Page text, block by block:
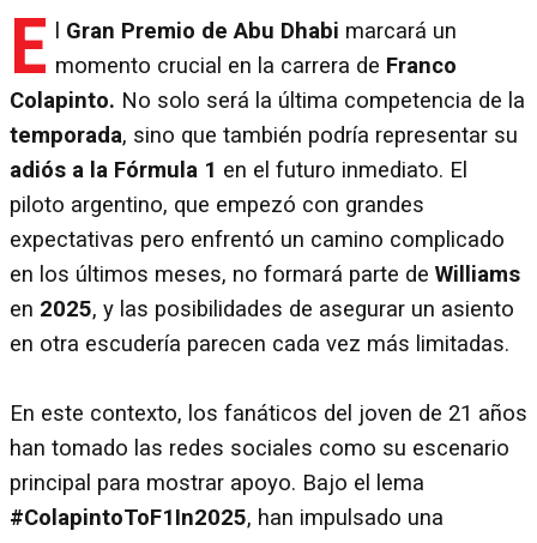
E Gran Premio de Abu Dhabi marcará un
momento crucial en la carrera de Franco
Colapinto. No solo será la última competencia de la
temporada, sino que también podría representar su
adiós a la Fórmula 1 en el futuro inmediato. El
piloto argentino, que empezó con grandes
expectativas pero enfrentó un camino complicado
en los últimos meses, no formará parte de Williams
en 2025, y las posibilidades de asegurar un asiento
en otra escudería parecen cada vez más limitadas.
En este contexto, los fanáticos del joven de 21 años
han tomado las redes sociales como su escenario
principal para mostrar apoyo. Bajo el lema
#ColapintoToF1In2025, han impulsado una